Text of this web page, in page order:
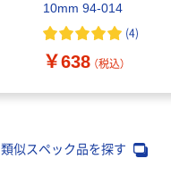
10mm 94-014
(4)
￥638 （税込）
類似スペック品を探す